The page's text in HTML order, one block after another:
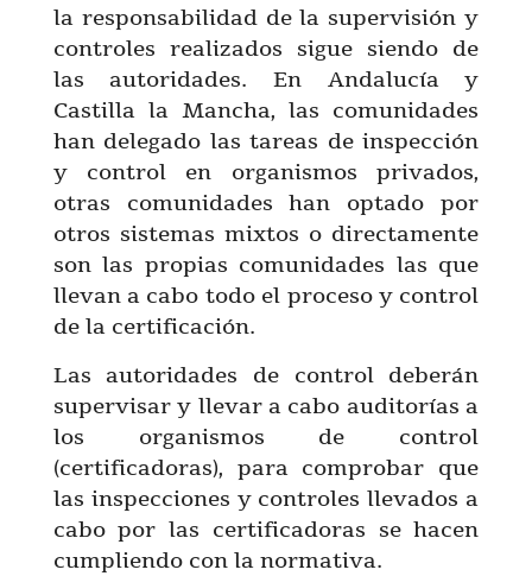
la responsabilidad de la supervisión y
controles realizados sigue siendo de
las autoridades. En Andalucía y
Castilla la Mancha, las comunidades
han delegado las tareas de inspección
y control en organismos privados,
otras comunidades han optado por
otros sistemas mixtos o directamente
son las propias comunidades las que
llevan a cabo todo el proceso y control
de la certificación.
Las autoridades de control deberán
supervisar y llevar a cabo auditorías a
los organismos de control
(certificadoras), para comprobar que
las inspecciones y controles llevados a
cabo por las certificadoras se hacen
cumpliendo con la normativa.